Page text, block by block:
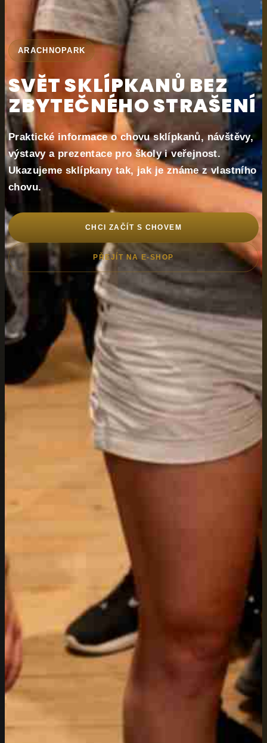
ARACHNOPARK
SVĚT SKLÍPKANŮ BEZ
ZBYTEČNÉHO STRAŠENÍ
Praktické informace o chovu sklípkanů, návštěvy,
výstavy a prezentace pro školy i veřejnost.
Ukazujeme sklípkany tak, jak je známe z vlastního
chovu.
CHCI ZAČÍT S CHOVEM
PŘEJÍT NA E-SHOP